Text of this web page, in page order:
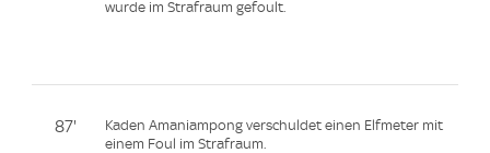
wurde im Strafraum gefoult.
87'
Kaden Amaniampong verschuldet einen Elfmeter mit
einem Foul im Strafraum.